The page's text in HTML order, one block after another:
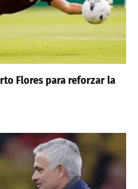
Flores para reforzar la